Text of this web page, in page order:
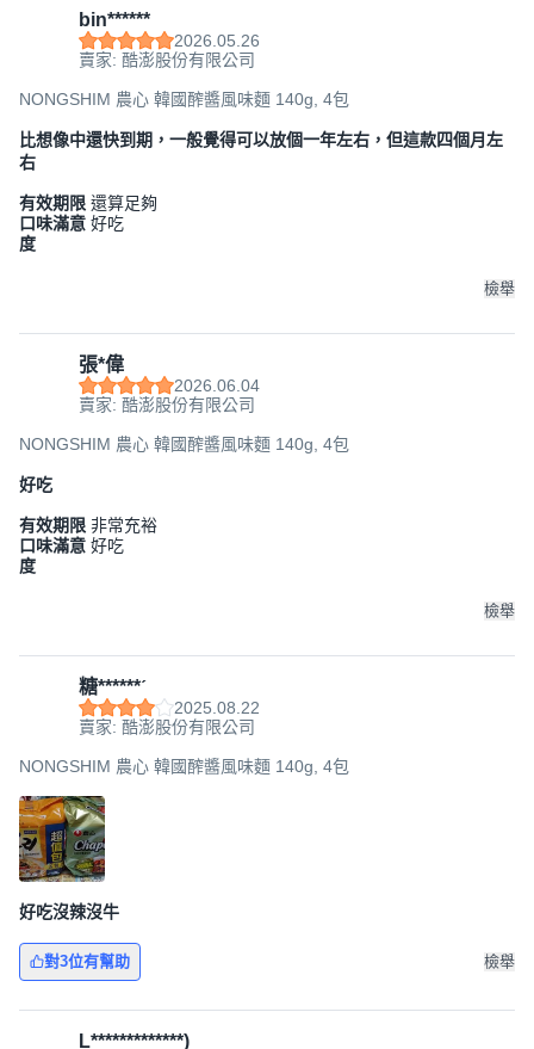
bin******
2026.05.26
賣家: 酷澎股份有限公司
NONGSHIM 農心 韓國醡醬風味麵 140g, 4包
比想像中還快到期，一般覺得可以放個一年左右，但這款四個月左
右
有效期限 還算足夠
口味滿意
度
好吃
檢舉
張*偉
2026.06.04
賣家: 酷澎股份有限公司
NONGSHIM 農心 韓國醡醬風味麵 140g, 4包
好吃
有效期限 非常充裕
口味滿意
度
好吃
檢舉
糖******ˊ
2025.08.22
賣家: 酷澎股份有限公司
NONGSHIM 農心 韓國醡醬風味麵 140g, 4包
好吃沒辣沒牛
對3位有幫助 檢舉
L*************)